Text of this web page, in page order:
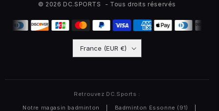
© 2026 DC.SPORTS - Tous droits réservés
France (EUR €)
Retrouvez DC.Sports :
Notre magasin badminton
Badminton Essonne (91)